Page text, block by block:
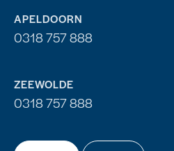
APELDOORN
0318 757 888
ZEEWOLDE
0318 757 888